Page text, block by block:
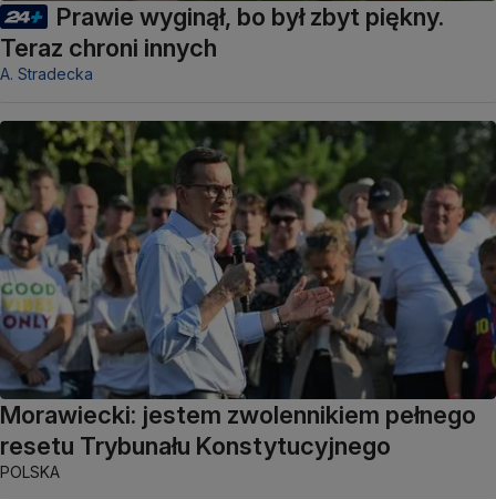
Prawie wyginął, bo był zbyt piękny.
Teraz chroni innych
A. Stradecka
Morawiecki: jestem zwolennikiem pełnego
resetu Trybunału Konstytucyjnego
POLSKA